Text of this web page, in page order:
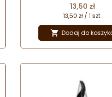
Cena
13,50 zł
13,50 zł / 1 szt.
 Dodaj do